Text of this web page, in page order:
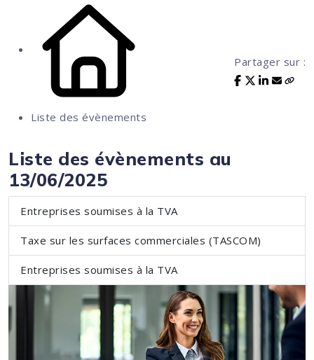
Liste des évènements
Partager sur :
Liste des évènements au
13/06/2025
Entreprises soumises à la TVA
Taxe sur les surfaces commerciales (TASCOM)
Entreprises soumises à la TVA